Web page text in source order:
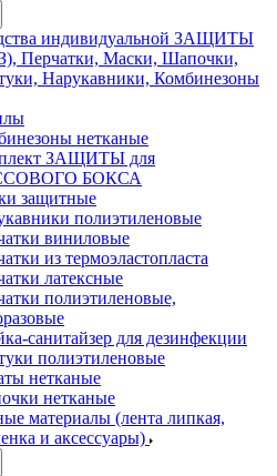
индивидуальной ЗАЩИТЫ
Перчатки, Маски, Шапочки,
Нарукавники, Комбинезоны
нетканые
ЗАЩИТЫ для
БОКСА
защитные
полиэтиленовые
виниловые
из термоэластопласта
латексные
полиэтиленовые,
санитайзер для дезинфекции
полиэтиленовые
нетканые
нетканые
материалы (лента липкая,
и аксессуары)